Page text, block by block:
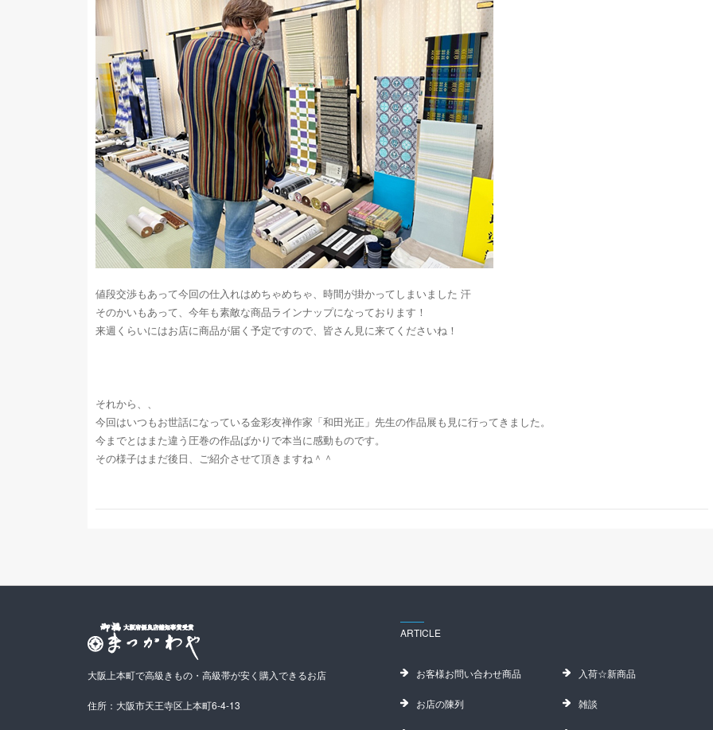
値段交渉もあって今回の仕入れはめちゃめちゃ、時間が掛かってしまいました 汗
そのかいもあって、今年も素敵な商品ラインナップになっております！
来週くらいにはお店に商品が届く予定ですので、皆さん見に来てくださいね！
それから、、
今回はいつもお世話になっている金彩友禅作家「和田光正」先生の作品展も見に行ってきました。
今までとはまた違う圧巻の作品ばかりで本当に感動ものです。
その様子はまだ後日、ご紹介させて頂きますね＾＾
大阪上本町で高級きもの・高級帯が安く購入できるお店
住所：大阪市天王寺区上本町6-4-13
ARTICLE
お客様お問い合わせ商品
お店の陳列
入荷☆新商品
雑談